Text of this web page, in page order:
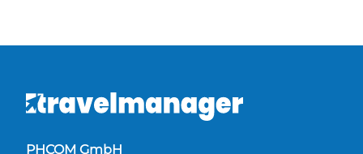
PHCOM GmbH